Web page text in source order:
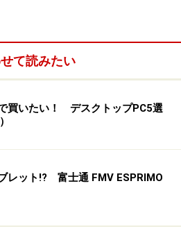
は、前モデルよりも明るい色調
設定の「ECOボタン」などがある
で「DTS Ultra PC II Plus」（後
ルと同様。ただ、従来はモニタ
されていたスピーカーが斜め下
て読みたい
買いたい！ デスクトップPC5選
レット!? 富士通 FMV ESPRIMO